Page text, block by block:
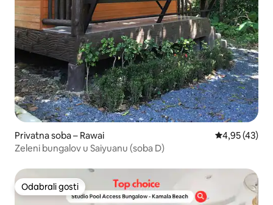
Privatna soba – Rawai Prosječna
4,95 (43)
Zeleni bungalov u Saiyuanu (soba D)
Odabrali gosti
Odabrali gosti